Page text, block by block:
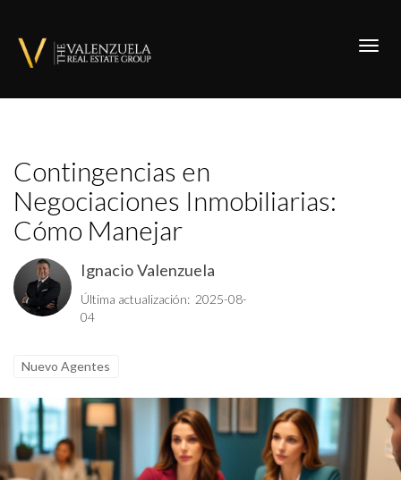
Contingencias en
Negociaciones Inmobiliarias:
Cómo Manejar
Ignacio Valenzuela
Última actualización: 2025-08-
04
Nuevo Agentes